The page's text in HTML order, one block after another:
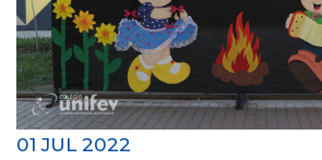
01 JUL 2022